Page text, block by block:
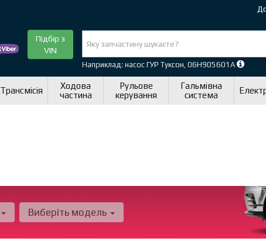
Підбір з
VIN
Наприклад: насос ГУР Туксон, 06H905601A
Трансмісія
Ходова
частина
Рульове
керування
Гальмівна
система
Виберіть модель